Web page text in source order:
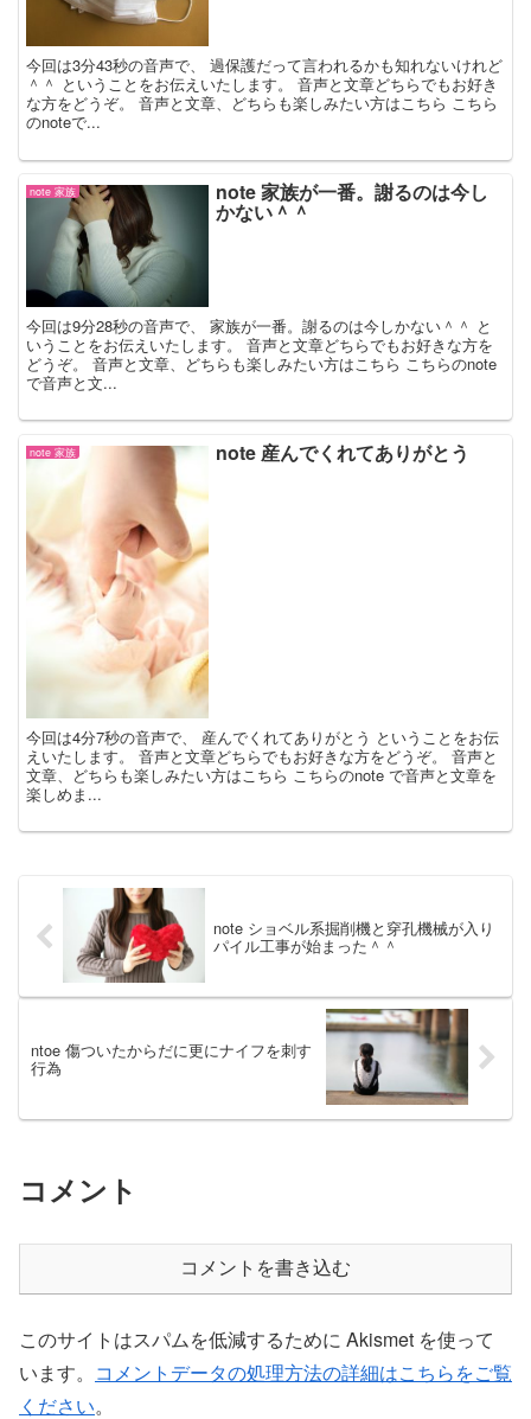
今回は3分43秒の音声で、 過保護だって言われるかも知れないけれど
＾＾ ということをお伝えいたします。 音声と文章どちらでもお好き
な方をどうぞ。 音声と文章、どちらも楽しみたい方はこちら こちら
のnoteで...
note 家族 note 家族が一番。謝るのは今し
かない＾＾
今回は9分28秒の音声で、 家族が一番。謝るのは今しかない＾＾ と
いうことをお伝えいたします。 音声と文章どちらでもお好きな方を
どうぞ。 音声と文章、どちらも楽しみたい方はこちら こちらのnote
で音声と文...
note 家族 note 産んでくれてありがとう
今回は4分7秒の音声で、 産んでくれてありがとう ということをお伝
えいたします。 音声と文章どちらでもお好きな方をどうぞ。 音声と
文章、どちらも楽しみたい方はこちら こちらのnote で音声と文章を
楽しめま...
note ショベル系掘削機と穿孔機械が入り
パイル工事が始まった＾＾
ntoe 傷ついたからだに更にナイフを刺す
行為
コメント
コメントを書き込む
このサイトはスパムを低減するために Akismet を使って
います。 コメントデータの処理方法の詳細はこちらをご覧
ください。